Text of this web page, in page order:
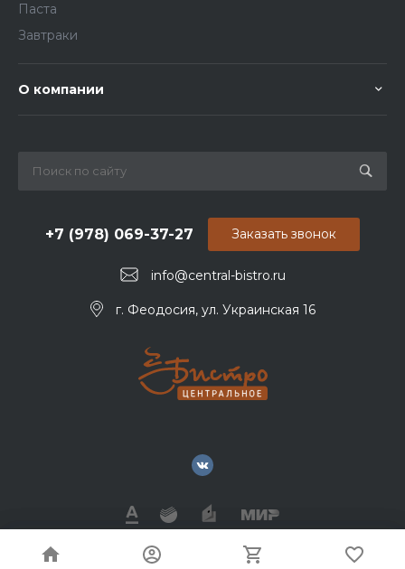
Паста
Завтраки
О компании
info@central-bistro.ru
+7 (978) 069-37-27
г. Феодосия, ул. Украинская 16
Заказать звонок
© 2026 Бистро Центральное, Все права защищены